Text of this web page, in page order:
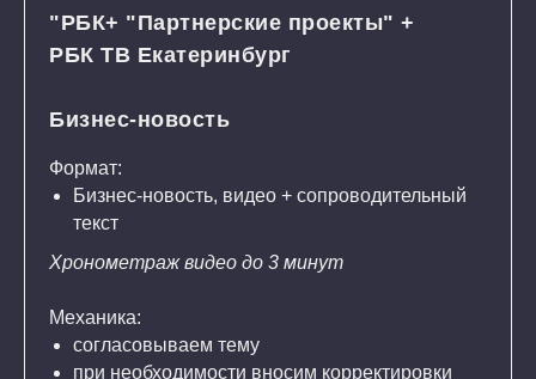
"РБК+ "Партнерские проекты" +
РБК ТВ Екатеринбург
Бизнес-новость
Формат:
Бизнес-новость, видео + сопроводительный
текст
Хронометраж видео до 3 минут
Механика:
согласовываем тему
при необходимости вносим корректировки